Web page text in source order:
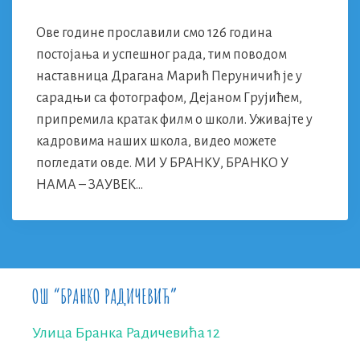
Ове године прославили смо 126 година
постојања и успешног рада, тим поводом
наставница Драгана Марић Перуничић је у
сарадњи са фотографом, Дејаном Грујићем,
припремила кратак филм о школи. Уживајте у
кадровима наших школа, видео можете
погледати овде. МИ У БРАНКУ, БРАНКО У
НАМА – ЗАУВЕК…
ОШ “БРАНКО РАДИЧЕВИЋ”
Улица Бранка Радичевића 12